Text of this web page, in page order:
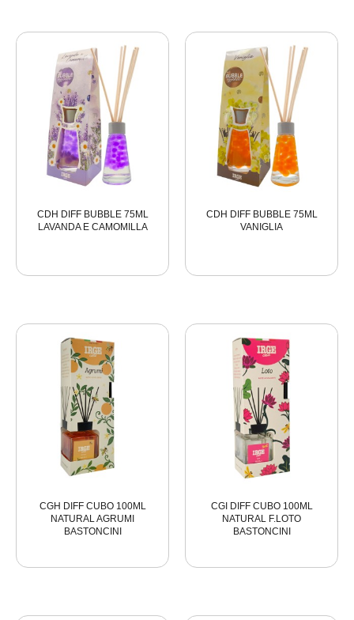
CDH DIFF BUBBLE 75ML
LAVANDA E CAMOMILLA
CDH DIFF BUBBLE 75ML
VANIGLIA
CGH DIFF CUBO 100ML
NATURAL AGRUMI
BASTONCINI
CGI DIFF CUBO 100ML
NATURAL F.LOTO
BASTONCINI